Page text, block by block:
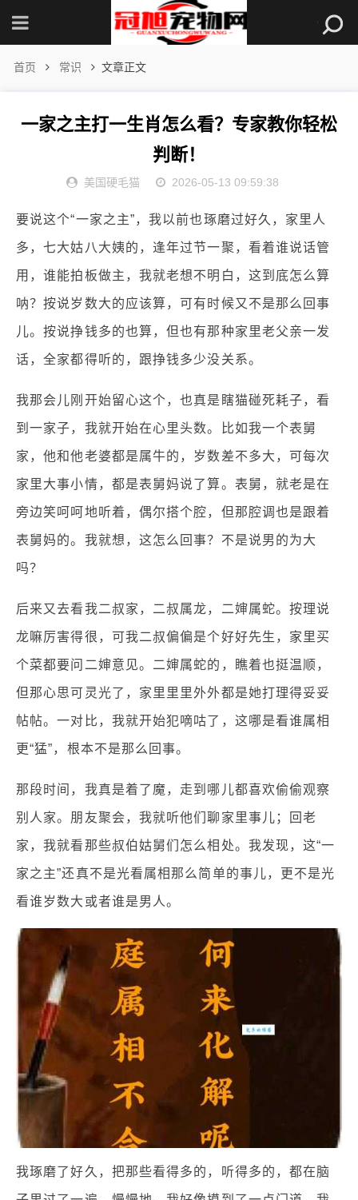
首页 常识 文章正文
一家之主打一生肖怎么看？专家教你轻松
判断！
美国硬毛猫 2026-05-13 09:59:38
要说这个“一家之主”，我以前也琢磨过好久，家里人
多，七大姑八大姨的，逢年过节一聚，看着谁说话管
用，谁能拍板做主，我就老想不明白，这到底怎么算
呐？按说岁数大的应该算，可有时候又不是那么回事
儿。按说挣钱多的也算，但也有那种家里老父亲一发
话，全家都得听的，跟挣钱多少没关系。
我那会儿刚开始留心这个，也真是瞎猫碰死耗子，看
到一家子，我就开始在心里头数。比如我一个表舅
家，他和他老婆都是属牛的，岁数差不多大，可每次
家里大事小情，都是表舅妈说了算。表舅，就老是在
旁边笑呵呵地听着，偶尔搭个腔，但那腔调也是跟着
表舅妈的。我就想，这怎么回事？不是说男的为大
吗？
后来又去看我二叔家，二叔属龙，二婶属蛇。按理说
龙嘛厉害得很，可我二叔偏偏是个好好先生，家里买
个菜都要问二婶意见。二婶属蛇的，瞧着也挺温顺，
但那心思可灵光了，家里里里外外都是她打理得妥妥
帖帖。一对比，我就开始犯嘀咕了，这哪是看谁属相
更“猛”，根本不是那么回事。
那段时间，我真是着了魔，走到哪儿都喜欢偷偷观察
别人家。朋友聚会，我就听他们聊家里事儿；回老
家，我就看那些叔伯姑舅们怎么相处。我发现，这“一
家之主”还真不是光看属相那么简单的事儿，更不是光
看谁岁数大或者谁是男人。
我琢磨了好久，把那些看得多的，听得多的，都在脑